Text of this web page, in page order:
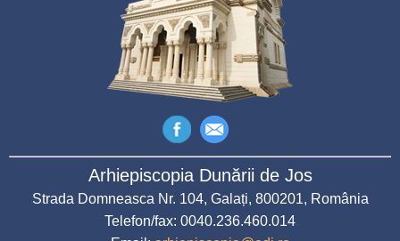
Arhiepiscopia Dunării de Jos
Strada Domneasca Nr. 104, Galați, 800201, România
Telefon/fax: 0040.236.460.014